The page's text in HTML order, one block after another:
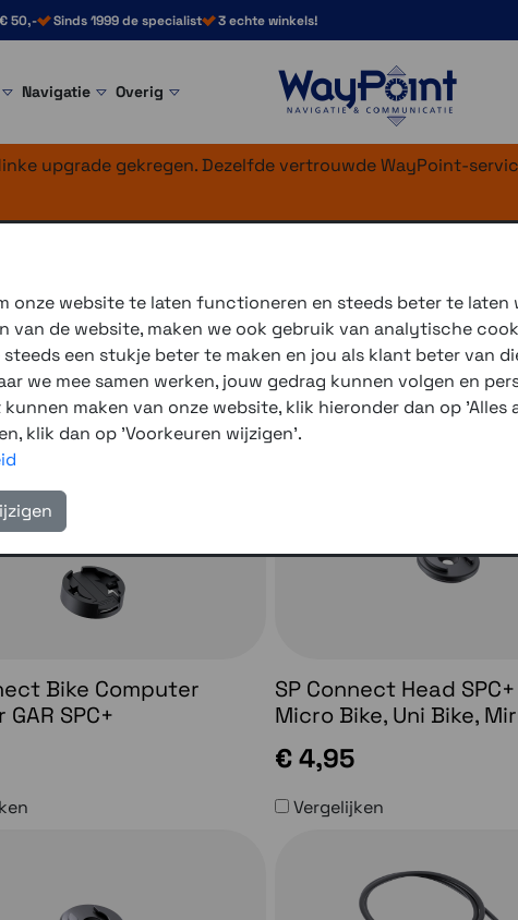
50,- Sinds 1999 de specialist 3 echte winkels!
Navigatie Overig
upgrade gekregen. Dezelfde vertrouwde WayPoint-
Overig
zijn bruikbaar met zowel SPC als SPC+ hoesjes.
kan het verstandig zijn om daar voor te kiezen.
Bike Computer
SPC+
SP Connect Head
Micro Bike, Uni Bike,
€ 4,95
Vergelijken
onze website te laten functioneren en steeds beter te
de website, maken we ook gebruik van analytische
een stukje beter te maken en jou als klant beter van
we mee samen werken, jouw gedrag kunnen volgen en
maken van onze website, klik hieronder dan op 'Alles
klik dan op 'Voorkeuren wijzigen'.